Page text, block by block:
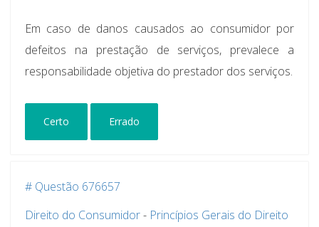
Em caso de danos causados ao consumidor por
defeitos na prestação de serviços, prevalece a
responsabilidade objetiva do prestador dos serviços.
Certo Errado
# Questão 676657
Direito do Consumidor- Princípios Gerais do Direito